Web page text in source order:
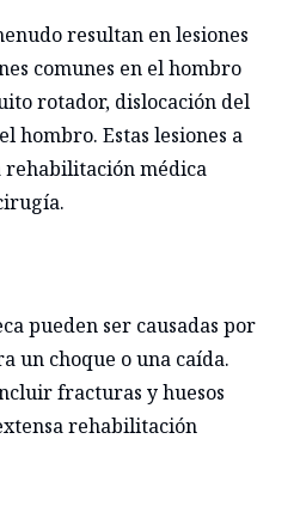
resultan en lesiones
comunes en el hombro
rotador, dislocación del
hombro. Estas lesiones a
médica
pueden ser causadas por
un choque o una caída.
fracturas y huesos
rehabilitación